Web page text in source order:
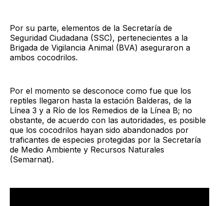
Por su parte, elementos de la Secretaría de
Seguridad Ciudadana (SSC), pertenecientes a la
Brigada de Vigilancia Animal (BVA) aseguraron a
ambos cocodrilos.
Por el momento se desconoce como fue que los
reptiles llegaron hasta la estación Balderas, de la
Línea 3 y a Río de los Remedios de la Línea B; no
obstante, de acuerdo con las autoridades, es posible
que los cocodrilos hayan sido abandonados por
traficantes de especies protegidas por la Secretaría
de Medio Ambiente y Recursos Naturales
(Semarnat).